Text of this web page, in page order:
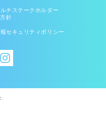
チステークホルダー
針
セキュリティポリシー